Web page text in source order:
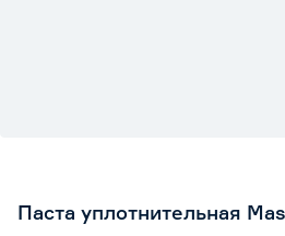
Паста уплотнительная